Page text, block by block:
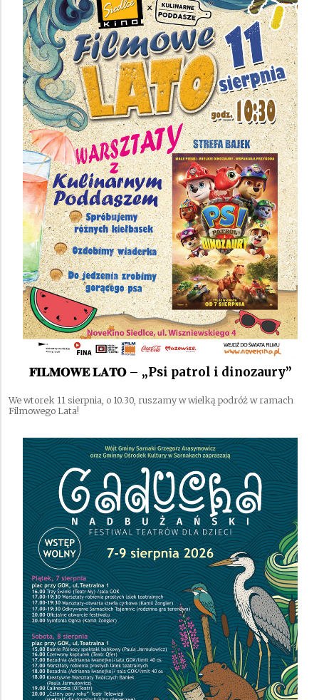
𝐅𝐈𝐋𝐌𝐎𝐖𝐄 𝐋𝐀𝐓𝐎 – „Psi patrol i dinozaury”
We wtorek 11 sierpnia, o 10.30, ruszamy w wielką podróż w ramach
Filmowego Lata!